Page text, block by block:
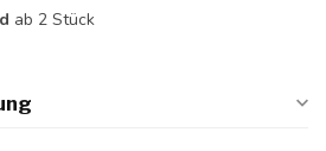
ab 2 Stück